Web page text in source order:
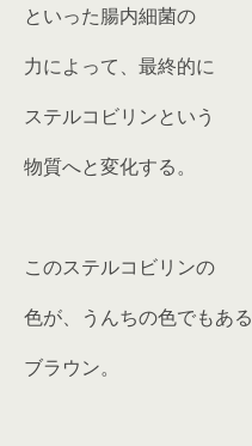
といった腸内細菌の
力によって、最終的に
ステルコビリンという
物質へと変化する。
このステルコビリンの
色が、うんちの色でもある
ブラウン。